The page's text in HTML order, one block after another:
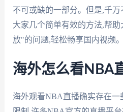
不可或缺的一部分。但是,千
大家几个简单有效的方法,帮
放"的问题,轻松畅享国内视频。
海外怎么看NBA
海外观看NBA直播确实存在